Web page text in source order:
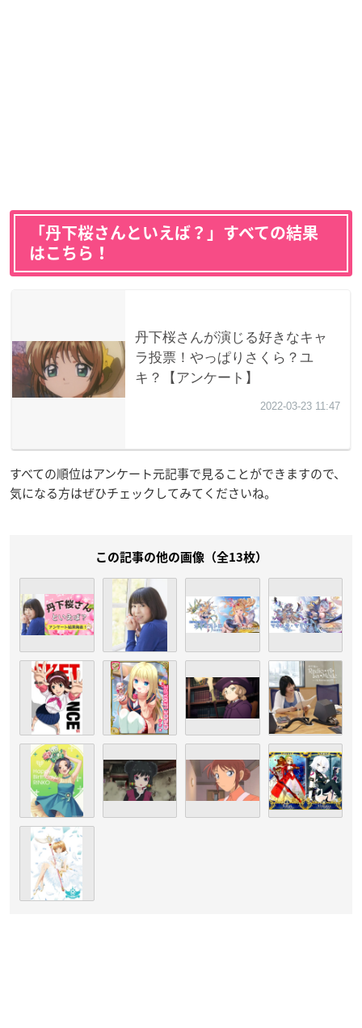
「丹下桜さんといえば？」すべての結果
はこちら！
すべての順位はアンケート元記事で見ることができますので、
気になる方はぜひチェックしてみてくださいね。
この記事の他の画像（全13枚）